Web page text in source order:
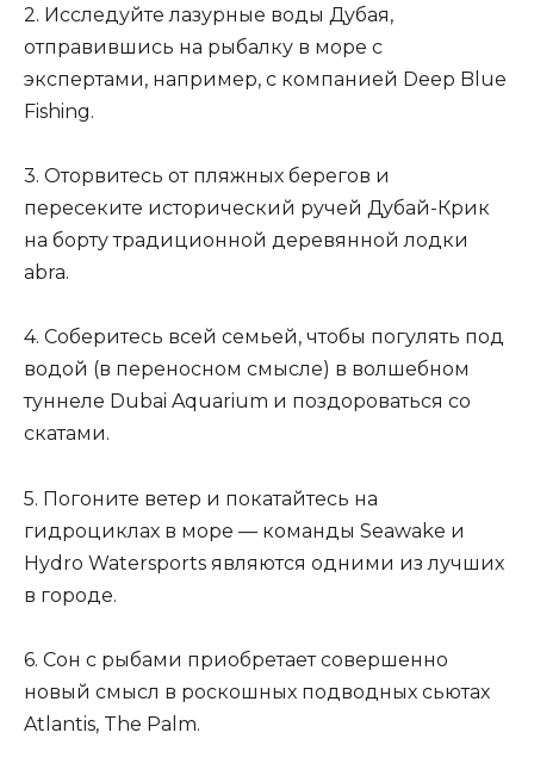
2. Исследуйте лазурные воды Дубая,
отправившись на рыбалку в море с
экспертами, например, с компанией Deep Blue
Fishing.
3. Оторвитесь от пляжных берегов и
пересеките исторический ручей Дубай-Крик
на борту традиционной деревянной лодки
abra.
4. Соберитесь всей семьей, чтобы погулять под
водой (в переносном смысле) в волшебном
туннеле Dubai Aquarium и поздороваться со
скатами.
5. Погоните ветер и покатайтесь на
гидроциклах в море — команды Seawake и
Hydro Watersports являются одними из лучших
в городе.
6. Сон с рыбами приобретает совершенно
новый смысл в роскошных подводных сьютах
Atlantis, The Palm.